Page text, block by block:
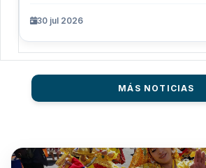
30 jul 2026
MÁS NOTICIAS